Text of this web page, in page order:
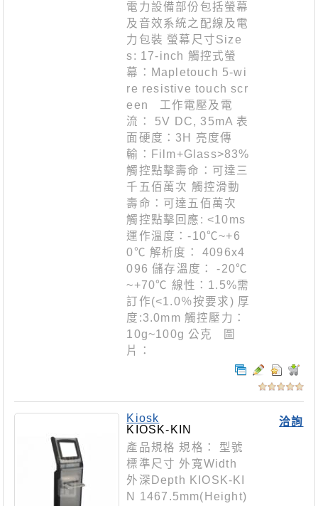
電力設備部份包括螢幕
及音效系統之配線及電
力包裝 螢幕尺寸Size
s: 17-inch 觸控式螢
幕：Mapletouch 5-wi
re resistive touch scr
een 工作電壓及電
流： 5V DC, 35mA 表
面硬度：3H 亮度傳
輸：Film+Glass>83%
觸控點擊壽命：可達三
千五佰萬次 觸控滑動
壽命：可達五佰萬次
觸控點擊回應: <10ms
運作溫度：-10℃~+6
0℃ 解析度： 4096x4
096 儲存溫度： -20℃
~+70℃ 線性：1.5%需
訂作(<1.0％按要求) 厚
度:3.0mm 觸控壓力：
10g~100g 公克 圖
片：
洽詢
Kiosk
KIOSK-KIN
產品規格 規格： 型號
標準尺寸 外寬Width
外深Depth KIOSK-KI
N 1467.5mm(Height)